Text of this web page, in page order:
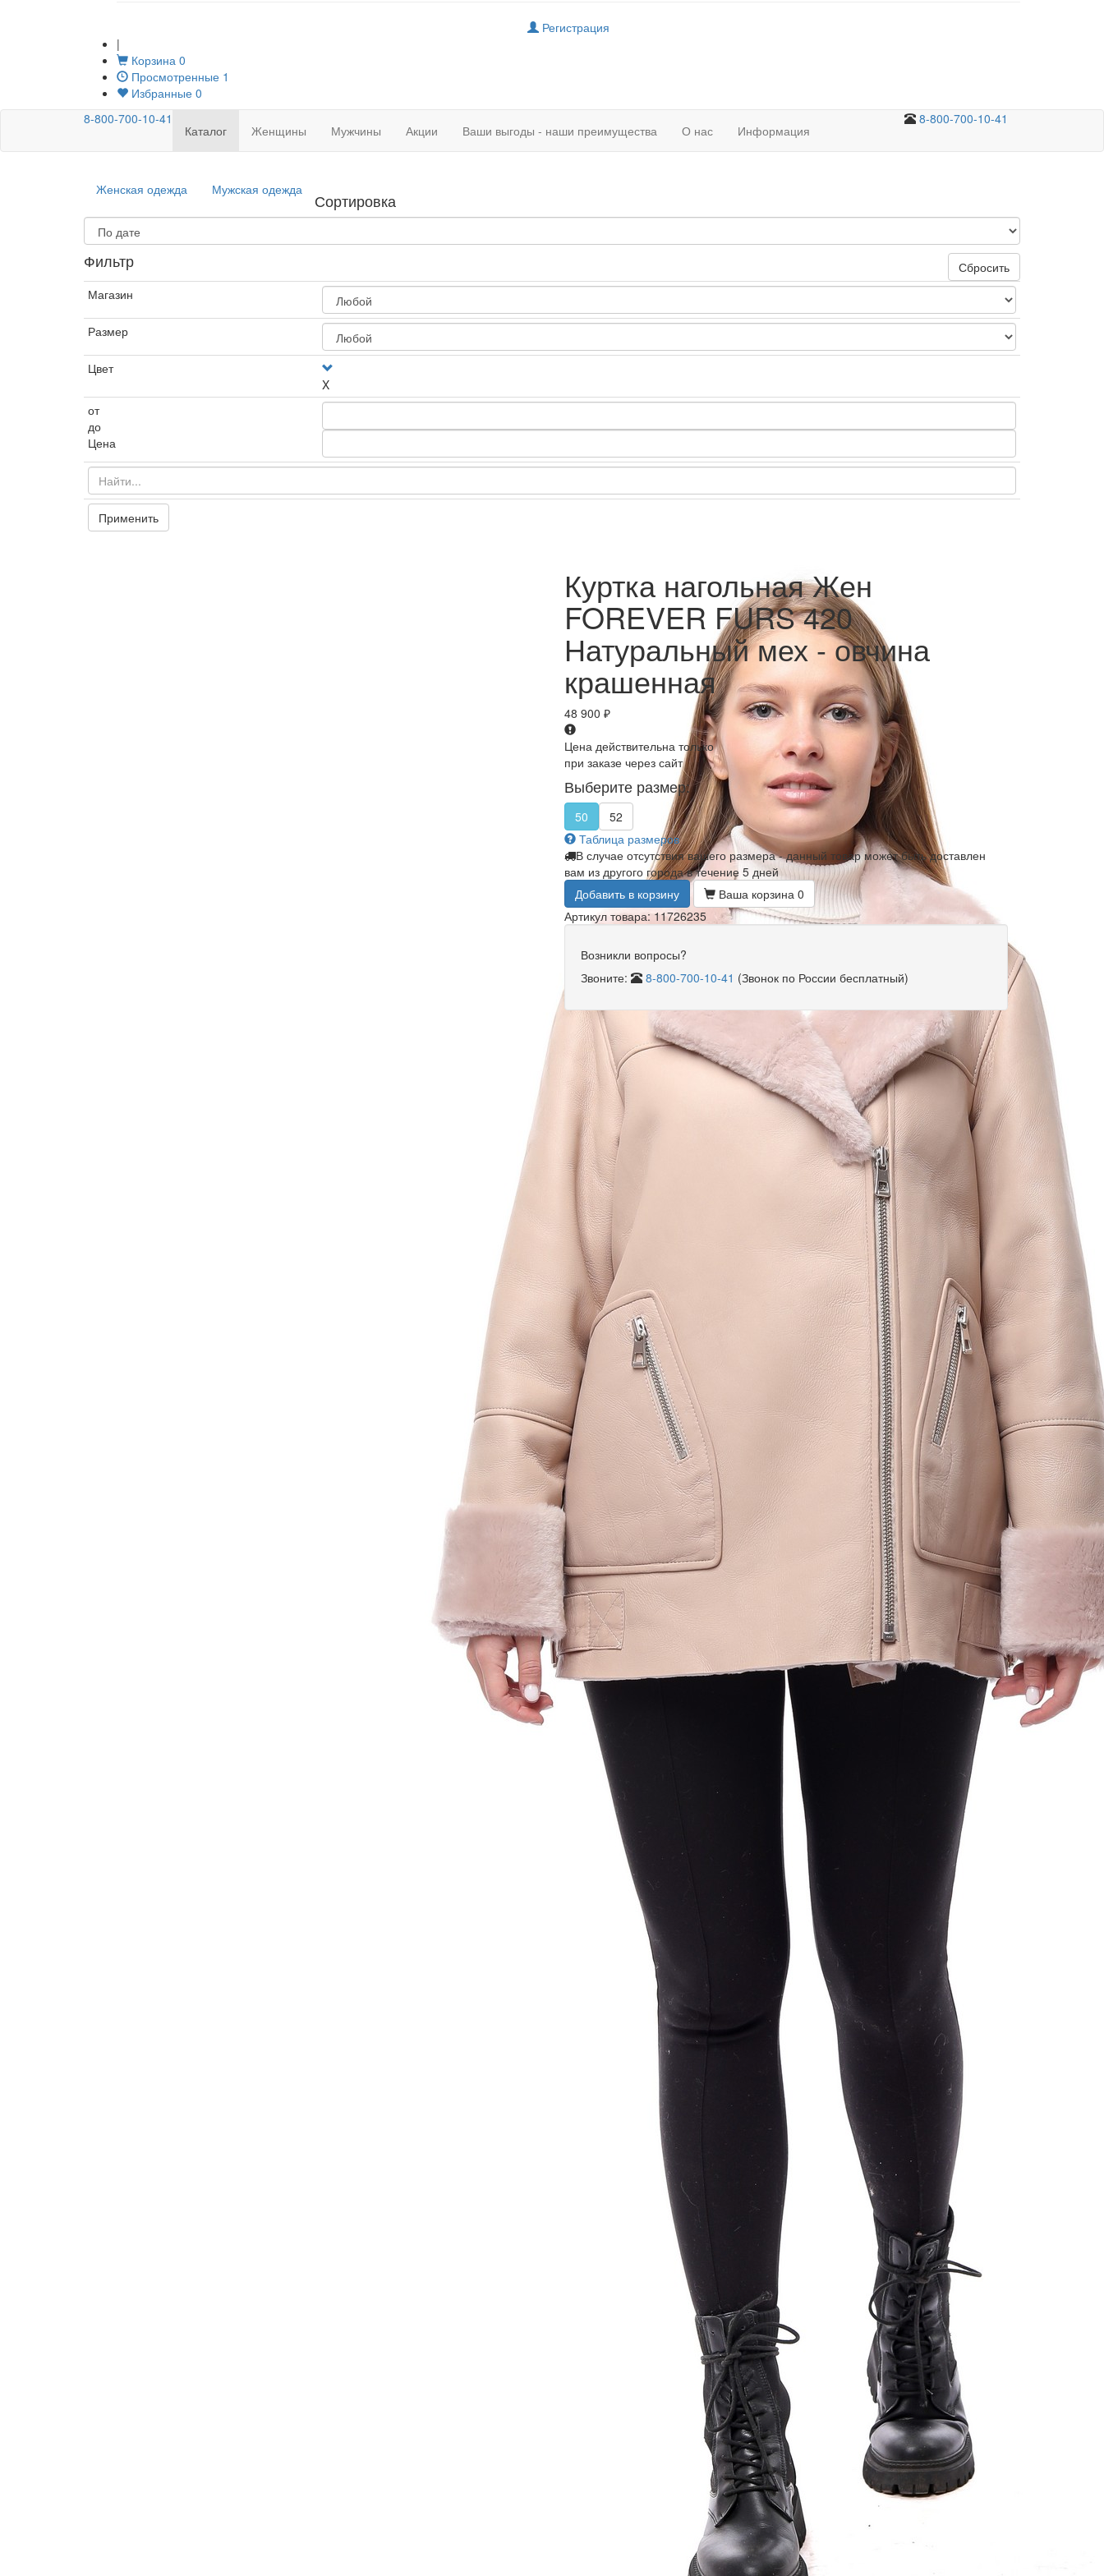
Регистрация
|
Корзина 0
Просмотренные 1
Избранные 0
8-800-700-10-41
Каталог Женщины Мужчины Акции Ваши выгоды - наши преимущества О нас Информация
8-800-700-10-41
Женская одежда Мужская одежда
Сортировка
Фильтр
Сбросить
Магазин
Размер
Цвет
X
от
до
Цена
Применить
Куртка нагольная Жен
FOREVER FURS 420
Натуральный мех - овчина
крашенная
48 900 ₽
Цена действительна только
при заказе через сайт
Выберите размер:
50
52
Таблица размеров
В случае отсутствия вашего размера - данный товар может быть доставлен
вам из другого города в течение 5 дней
Добавить в корзину
Ваша корзина 0
Артикул товара: 11726235
Возникли вопросы?
Звоните:
8-800-700-10-41 (Звонок по России бесплатный)